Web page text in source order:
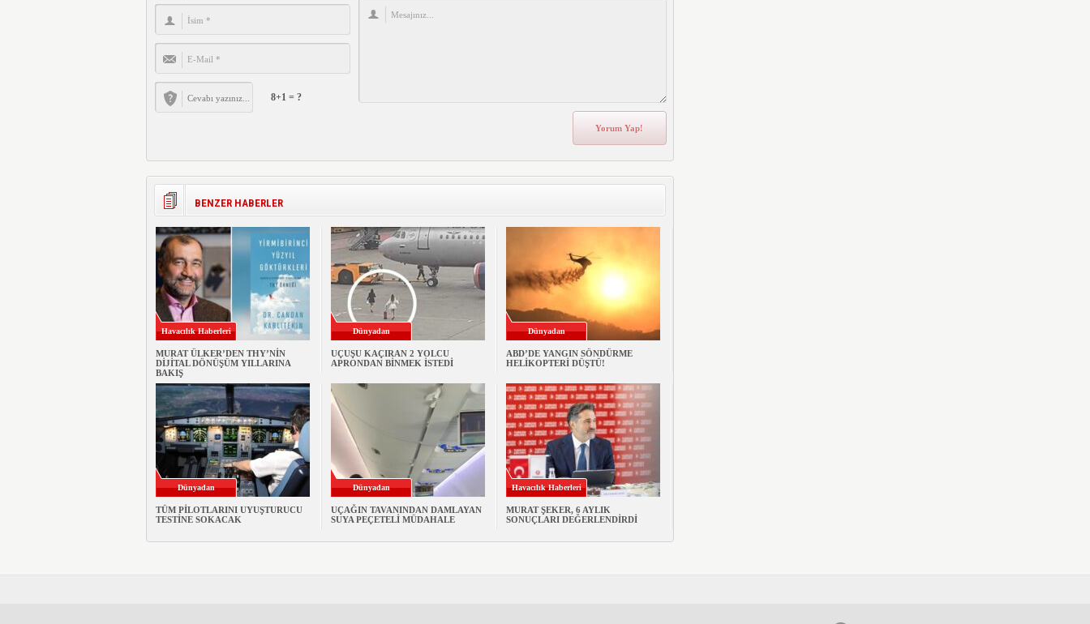
8+1 = ?
BENZER HABERLER
Havacılık Haberleri
MURAT ÜLKER’DEN THY’NİN
DİJİTAL DÖNÜŞÜM YILLARINA
BAKIŞ
Dünyadan
UÇUŞU KAÇIRAN 2 YOLCU
APRONDAN BİNMEK İSTEDİ
Dünyadan
ABD’DE YANGIN SÖNDÜRME
HELİKOPTERİ DÜŞTÜ!
Dünyadan
TÜM PİLOTLARINI UYUŞTURUCU
TESTİNE SOKACAK
Dünyadan
UÇAĞIN TAVANINDAN DAMLAYAN
SUYA PEÇETELİ MÜDAHALE
Havacılık Haberleri
MURAT ŞEKER, 6 AYLIK
SONUÇLARI DEĞERLENDİRDİ